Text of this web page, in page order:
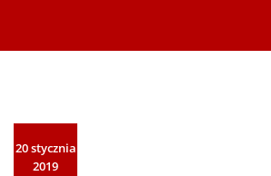
20 stycznia
2019